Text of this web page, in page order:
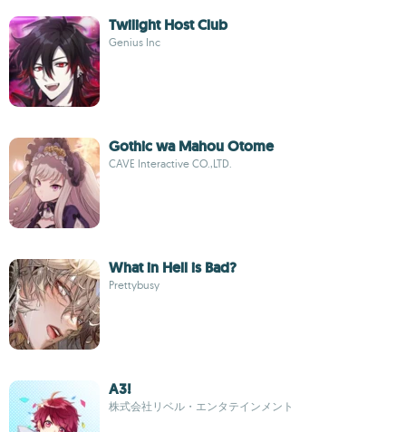
Twilight Host Club
Genius Inc
Gothic wa Mahou Otome
CAVE Interactive CO.,LTD.
What in Hell is Bad?
Prettybusy
A3!
株式会社リベル・エンタテインメント